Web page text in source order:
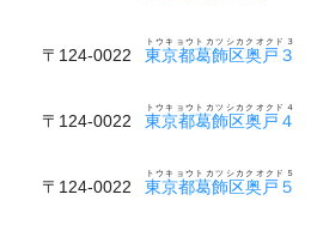
〒124-0022 東京都葛飾区奥戸３
トウキョウトカツシカクオクド３
〒124-0022 東京都葛飾区奥戸４
トウキョウトカツシカクオクド４
〒124-0022 東京都葛飾区奥戸５
トウキョウトカツシカクオクド５